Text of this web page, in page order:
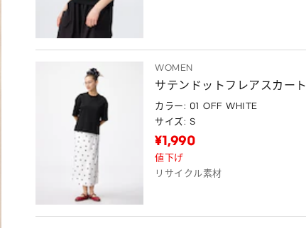
WOMEN
サテンドットフレアスカート
カラー: 01 OFF WHITE
サイズ: S
¥1,990
値下げ
リサイクル素材